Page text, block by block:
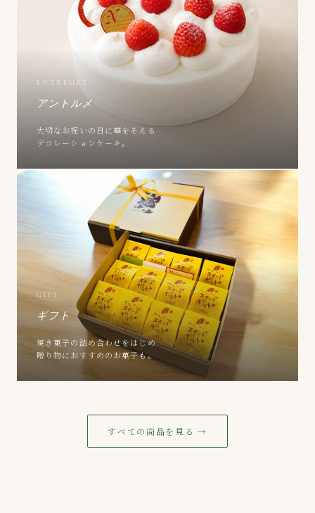
ENTREMET
アントルメ
大切なお祝いの日に華をそえる
デコレーションケーキ。
GIFT
ギフト
焼き菓子の詰め合わせをはじめ
贈り物におすすめのお菓子も。
すべての商品を見る →